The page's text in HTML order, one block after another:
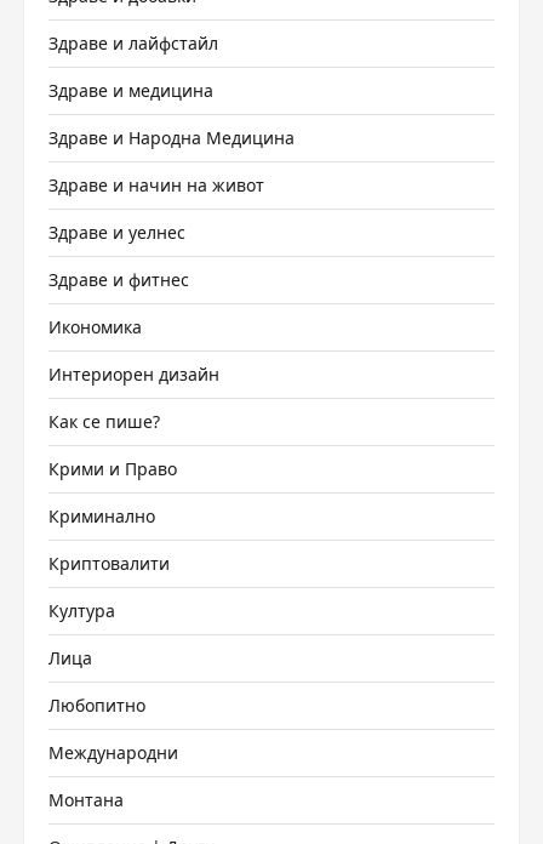
Здраве и лайфстайл
Здраве и медицина
Здраве и Народна Медицина
Здраве и начин на живот
Здраве и уелнес
Здраве и фитнес
Икономика
Интериорен дизайн
Как се пише?
Крими и Право
Криминално
Криптовалити
Култура
Лица
Любопитно
Международни
Монтана